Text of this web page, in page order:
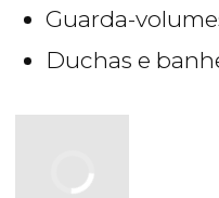
Guarda-
Duchas e